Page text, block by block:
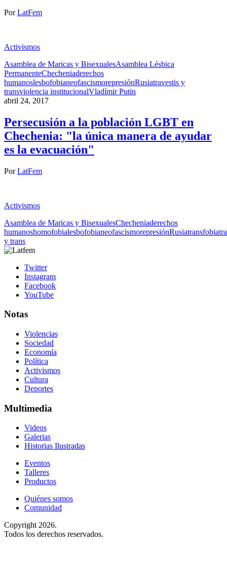
PorLatFem
Activismos
Asamblea de Maricas y BisexualesAsamblea Lésbica
PermanenteChecheniaderechos
humanoslesbofobianeofascismorepresiónRusiatravestis y
transviolencia institucionalVladímir Putin
abril 24, 2017
Persecusión a la población LGBT en
Chechenia: "la única manera de ayudar
es la evacuación"
PorLatFem
Activismos
Asamblea de Maricas y BisexualesChecheniaderechos
humanoshomofobialesbofobianeofascismorepresiónRusiatransfobia
y trans
Twitter
Instagram
Facebook
YouTube
Notas
Violencias
Sociedad
Economía
Política
Activismos
Cultura
Deportes
Multimedia
Videos
Galerias
Historias Ilustradas
Eventos
Talleres
Productos
Quiénes somos
Comunidad
Copyright 2026.
Todos los derechos reservados.